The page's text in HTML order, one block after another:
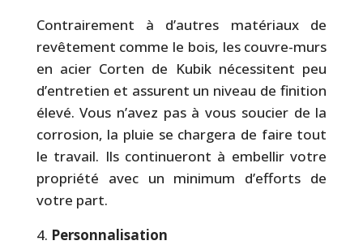
Contrairement à d’autres matériaux de
revêtement comme le bois, les couvre-murs
en acier Corten de Kubik nécessitent peu
d’entretien et assurent un niveau de finition
élevé. Vous n’avez pas à vous soucier de la
corrosion, la pluie se chargera de faire tout
le travail. Ils continueront à embellir votre
propriété avec un minimum d’efforts de
votre part.
Personnalisation